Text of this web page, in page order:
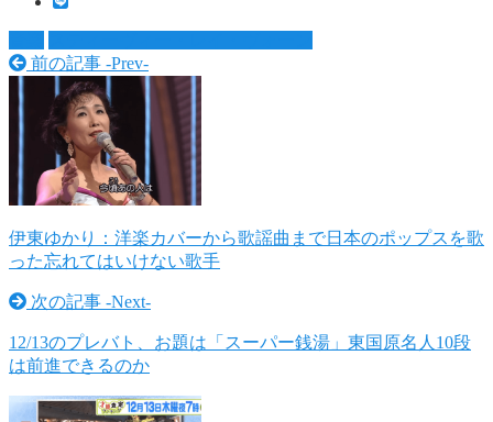
前の記事 -Prev-
伊東ゆかり：洋楽カバーから歌謡曲まで日本のポップスを歌
った忘れてはいけない歌手
次の記事 -Next-
12/13のプレバト、お題は「スーパー銭湯」東国原名人10段
は前進できるのか